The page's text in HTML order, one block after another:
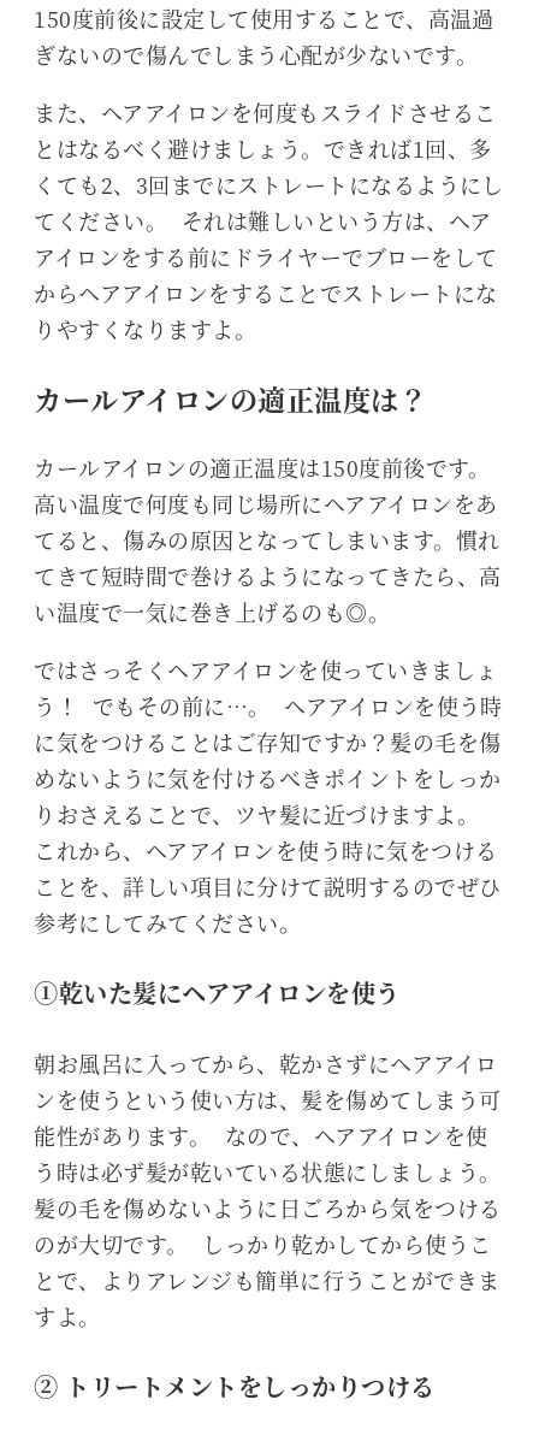
150度前後に設定して使用することで、高温過
ぎないので傷んでしまう心配が少ないです。
また、ヘアアイロンを何度もスライドさせるこ
とはなるべく避けましょう。できれば1回、多
くても2、3回までにストレートになるようにし
てください。 それは難しいという方は、ヘア
アイロンをする前にドライヤーでブローをして
からヘアアイロンをすることでストレートにな
りやすくなりますよ。
カールアイロンの適正温度は？
カールアイロンの適正温度は150度前後です。
高い温度で何度も同じ場所にヘアアイロンをあ
てると、傷みの原因となってしまいます。慣れ
てきて短時間で巻けるようになってきたら、高
い温度で一気に巻き上げるのも◎。
ではさっそくヘアアイロンを使っていきましょ
う！ でもその前に…。 ヘアアイロンを使う時
に気をつけることはご存知ですか？髪の毛を傷
めないように気を付けるべきポイントをしっか
りおさえることで、ツヤ髪に近づけますよ。
これから、ヘアアイロンを使う時に気をつける
ことを、詳しい項目に分けて説明するのでぜひ
参考にしてみてください。
①乾いた髪にヘアアイロンを使う
朝お風呂に入ってから、乾かさずにヘアアイロ
ンを使うという使い方は、髪を傷めてしまう可
能性があります。 なので、ヘアアイロンを使
う時は必ず髪が乾いている状態にしましょう。
髪の毛を傷めないように日ごろから気をつける
のが大切です。 しっかり乾かしてから使うこ
とで、よりアレンジも簡単に行うことができま
すよ。
② トリートメントをしっかりつける